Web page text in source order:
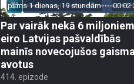
pirms 1 dienas, 19 stundām
Par vairāk nekā 6 miljoniem
eiro Latvijas pašvaldībās
mainīs novecojušos
avotus
414. epizode